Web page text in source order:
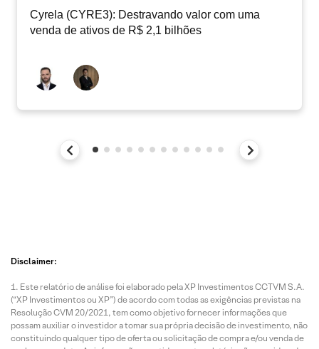
Cyrela (CYRE3): Destravando valor com uma
venda de ativos de R$ 2,1 bilhões
Disclaimer:
Este relatório de análise foi elaborado pela XP Investimentos CCTVM S.A.
(“XP Investimentos ou XP”) de acordo com todas as exigências previstas na
Resolução CVM 20/2021, tem como objetivo fornecer informações que
possam auxiliar o investidor a tomar sua própria decisão de investimento, não
constituindo qualquer tipo de oferta ou solicitação de compra e/ou venda de